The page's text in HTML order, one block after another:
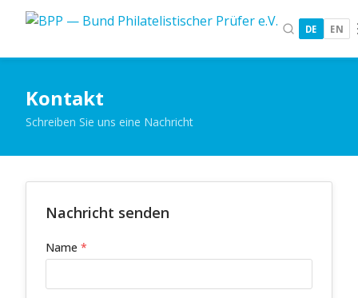
DE EN
Kontakt
Schreiben Sie uns eine Nachricht
Nachricht senden
Name *